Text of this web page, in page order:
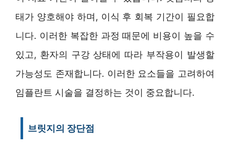
태가 양호해야 하며, 이식 후 회복 기간이 필요합
니다. 이러한 복잡한 과정 때문에 비용이 높을 수
있고, 환자의 구강 상태에 따라 부작용이 발생할
가능성도 존재합니다. 이러한 요소들을 고려하여
임플란트 시술을 결정하는 것이 중요합니다.
브릿지의 장단점